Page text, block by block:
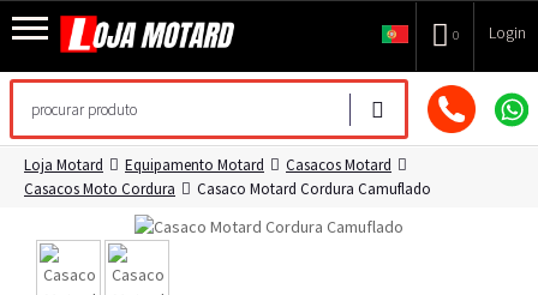
0 Login
Loja Motard Equipamento Motard
Casacos Motard
Casacos Moto Cordura
Casaco Motard Cordura Camuflado